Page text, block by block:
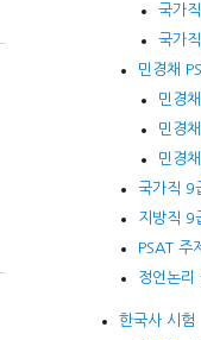
국가
국가
민경채
민경
민경
민경
국가직 9
지방직 9
PSAT 주
정언논리
한국사 시험